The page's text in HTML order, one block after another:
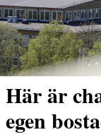
Här är
egen